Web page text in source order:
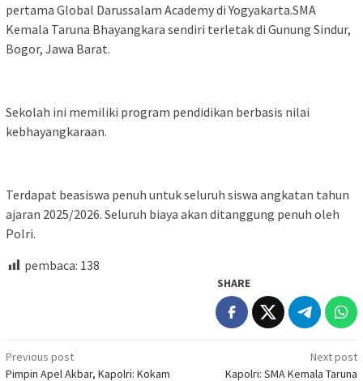
pertama Global Darussalam Academy di Yogyakarta.SMA
Kemala Taruna Bhayangkara sendiri terletak di Gunung Sindur,
Bogor, Jawa Barat.
Sekolah ini memiliki program pendidikan berbasis nilai
kebhayangkaraan.
Terdapat beasiswa penuh untuk seluruh siswa angkatan tahun
ajaran 2025/2026. Seluruh biaya akan ditanggung penuh oleh
Polri.
pembaca: 138
SHARE
Post
Previous post
Pimpin Apel Akbar, Kapolri: Kokam
Next post
Kapolri: SMA Kemala Taruna